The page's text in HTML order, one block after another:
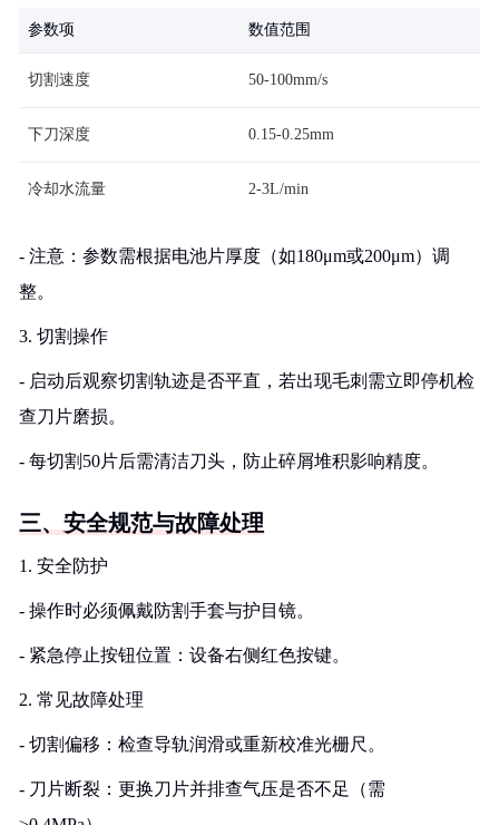
参数项 数值范围
切割速度 50-100mm/s
下刀深度 0.15-0.25mm
冷却水流量 2-3L/min
- 注意：参数需根据电池片厚度（如180μm或200μm）调
整。
3. 切割操作
- 启动后观察切割轨迹是否平直，若出现毛刺需立即停机检
查刀片磨损。
- 每切割50片后需清洁刀头，防止碎屑堆积影响精度。
三、安全规范与故障处理
1. 安全防护
- 操作时必须佩戴防割手套与护目镜。
- 紧急停止按钮位置：设备右侧红色按键。
2. 常见故障处理
- 切割偏移：检查导轨润滑或重新校准光栅尺。
- 刀片断裂：更换刀片并排查气压是否不足（需